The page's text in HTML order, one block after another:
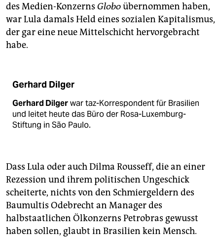
des Medien-Konzerns Globoübernommen haben,
war Lula damals Held eines sozialen Kapitalismus,
der gar eine neue Mittelschicht hervorgebracht
habe.
Gerhard Dilger
Gerhard Dilgerwar taz-Korrespondent für Brasilien
und leitet heute das Büro der Rosa-Luxemburg-
Stiftung in São Paulo.
Dass Lula oder auch Dilma Rousseff, die an einer
Rezession und ihrem politischen Ungeschick
scheiterte, nichts von den Schmiergeldern des
Baumultis Odebrecht an Manager des
halbstaatlichen Ölkonzerns Petrobras gewusst
haben sollen, glaubt in Brasilien kein Mensch.